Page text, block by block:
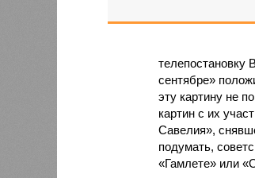
телепостановку
сентябре»
эту картину не
картин с их
Савелия»,
подумать,
«Гамлете» или